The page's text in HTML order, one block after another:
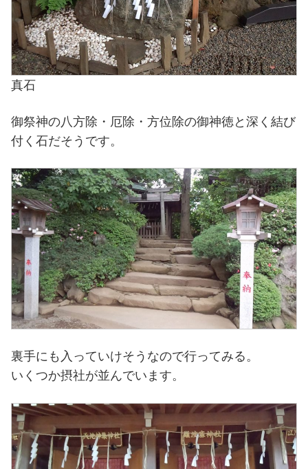
真石
御祭神の八方除・厄除・方位除の御神徳と深く結び
付く石だそうです。
裏手にも入っていけそうなので行ってみる。
いくつか摂社が並んでいます。